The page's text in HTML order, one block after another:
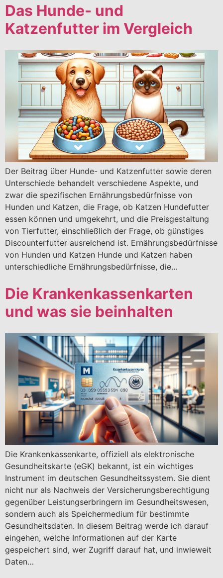
Das Hunde- und
Katzenfutter im Vergleich
Der Beitrag über Hunde- und Katzenfutter sowie deren
Unterschiede behandelt verschiedene Aspekte, und
zwar die spezifischen Ernährungsbedürfnisse von
Hunden und Katzen, die Frage, ob Katzen Hundefutter
essen können und umgekehrt, und die Preisgestaltung
von Tierfutter, einschließlich der Frage, ob günstiges
Discounterfutter ausreichend ist. Ernährungsbedürfnisse
von Hunden und Katzen Hunde und Katzen haben
unterschiedliche Ernährungsbedürfnisse, die…
Die Krankenkassenkarten
und was sie beinhalten
Die Krankenkassenkarte, offiziell als elektronische
Gesundheitskarte (eGK) bekannt, ist ein wichtiges
Instrument im deutschen Gesundheitssystem. Sie dient
nicht nur als Nachweis der Versicherungsberechtigung
gegenüber Leistungserbringern im Gesundheitswesen,
sondern auch als Speichermedium für bestimmte
Gesundheitsdaten. In diesem Beitrag werde ich darauf
eingehen, welche Informationen auf der Karte
gespeichert sind, wer Zugriff darauf hat, und inwieweit
Daten…